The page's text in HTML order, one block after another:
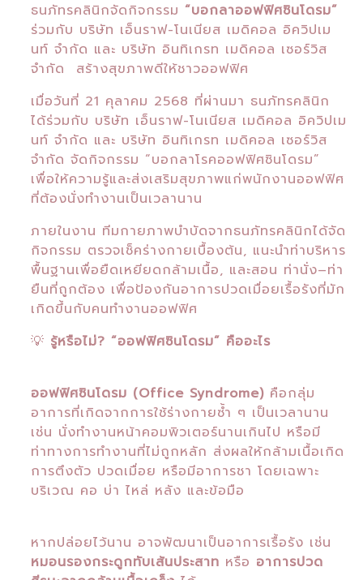
ธนภัทรคลินิกจัดกิจกรรม “บอกลาออฟฟิศซินโดรม”
ร่วมกับ บริษัท เอ็นราฟ-โนเนียส เมดิคอล อิควิปเม
นท์ จำกัด และ บริษัท อินทิเกรท เมดิคอล เซอร์วิส
จำกัด สร้างสุขภาพดีให้ชาวออฟฟิศ
เมื่อวันที่ 21 คุลาคม 2568 ที่ผ่านมา ธนภัทรคลินิก
ได้ร่วมกับ บริษัท เอ็นราฟ-โนเนียส เมดิคอล อิควิปเม
นท์ จำกัด และ บริษัท อินทิเกรท เมดิคอล เซอร์วิส
จำกัด จัดกิจกรรม “บอกลาโรคออฟฟิศซินโดรม”
เพื่อให้ความรู้และส่งเสริมสุขภาพแก่พนักงานออฟฟิศ
ที่ต้องนั่งทำงานเป็นเวลานาน
ภายในงาน ทีมกายภาพบำบัดจากธนภัทรคลินิกได้จัด
กิจกรรม ตรวจเช็คร่างกายเบื้องต้น, แนะนำท่าบริหาร
พื้นฐานเพื่อยืดเหยียดกล้ามเนื้อ, และสอน ท่านั่ง–ท่า
ยืนที่ถูกต้อง เพื่อป้องกันอาการปวดเมื่อยเรื้อรังที่มัก
เกิดขึ้นกับคนทำงานออฟฟิศ
💡 รู้หรือไม่? “ออฟฟิศซินโดรม” คืออะไร
ออฟฟิศซินโดรม (Office Syndrome) คือกลุ่ม
อาการที่เกิดจากการใช้ร่างกายซ้ำ ๆ เป็นเวลานาน
เช่น นั่งทำงานหน้าคอมพิวเตอร์นานเกินไป หรือมี
ท่าทางการทำงานที่ไม่ถูกหลัก ส่งผลให้กล้ามเนื้อเกิด
การตึงตัว ปวดเมื่อย หรือมีอาการชา โดยเฉพาะ
บริเวณ คอ บ่า ไหล่ หลัง และข้อมือ
หากปล่อยไว้นาน อาจพัฒนาเป็นอาการเรื้อรัง เช่น
หมอนรองกระดูกทับเส้นประสาท หรือ อาการปวด